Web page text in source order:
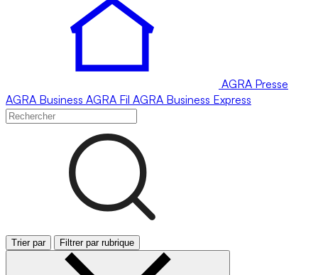
AGRA Presse
AGRA Business AGRA Fil AGRA Business Express
Trier par Filtrer par rubrique